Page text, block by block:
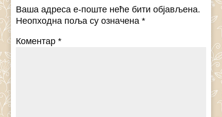
Ваша адреса е-поште неће бити објављена.
Неопходна поља су означена*
Коментар*